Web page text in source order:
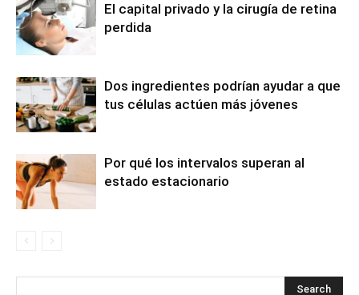
El capital privado y la cirugía de retina
perdida
Dos ingredientes podrían ayudar a que
tus células actúen más jóvenes
Por qué los intervalos superan al
estado estacionario